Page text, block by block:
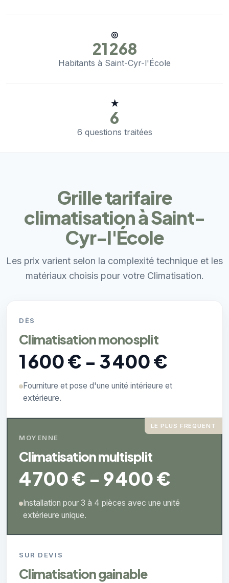
◎
21 268
Habitants à Saint-Cyr-l'École
★
6
6 questions traitées
Grille tarifaire
climatisation à Saint-
Cyr-l'École
Les prix varient selon la complexité technique et les
matériaux choisis pour votre Climatisation.
DÈS
Climatisation monosplit
1 600 € - 3 400 €
Fourniture et pose d'une unité intérieure et
extérieure.
LE PLUS FRÉQUENT
MOYENNE
Climatisation multisplit
4 700 € - 9 400 €
Installation pour 3 à 4 pièces avec une unité
extérieure unique.
SUR DEVIS
Climatisation gainable